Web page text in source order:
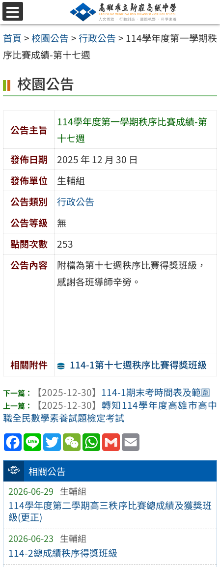
跳
至
主
要
容
區
選
單
首頁 >校園公告 >行政公告 > 114學年度第一學期秩
序比賽成績-第十七週
相關公告
2026-06-29 生輔組
114學年度第二學期高三秩序比賽總成績及獲獎班
級(更正)
2026-06-23 生輔組
114-2總成績秩序得獎班級
校園公告
公告主旨
114學年度第一學期秩序比賽成績-第
十七週
發佈日期
2025 年 12 月 30 日
發佈單位
生輔組
公告類別
行政公告
公告等級
無
點閱次數
253
公告內容
附檔為第十七週秩序比賽得獎班級，
感謝各班導師辛勞。
相關附件 114-1第十七週秩序比賽得獎班級
【2025-12-30】 114-1期末考時間表及範圍
【2025-12-30】 轉知114學年度高雄市高中
職全民數學素養試題檢定考試
Facebook
Line TwitterWeChatWhatsApp
Gmail